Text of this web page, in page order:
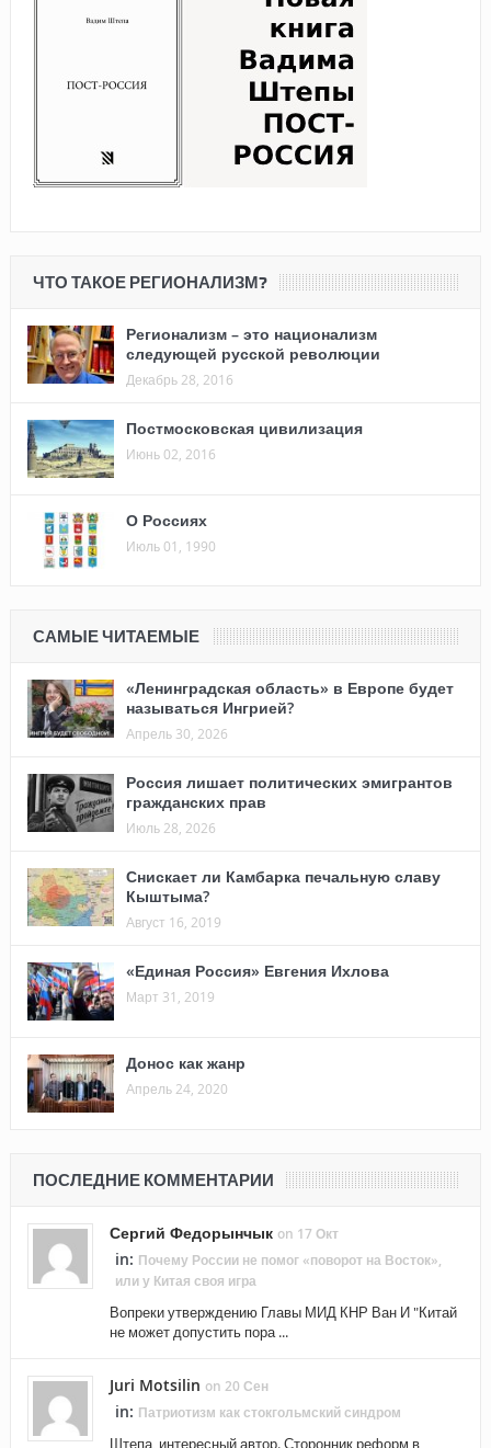
ЧТО ТАКОЕ РЕГИОНАЛИЗМ?
Регионализм – это национализм
следующей русской революции
Декабрь 28, 2016
Постмосковская цивилизация
Июнь 02, 2016
О Россиях
Июль 01, 1990
САМЫЕ ЧИТАЕМЫЕ
«Ленинградская область» в Европе будет
называться Ингрией?
Апрель 30, 2026
Россия лишает политических эмигрантов
гражданских прав
Июль 28, 2026
Снискает ли Камбарка печальную славу
Кыштыма?
Август 16, 2019
«Единая Россия» Евгения Ихлова
Март 31, 2019
Донос как жанр
Апрель 24, 2020
ПОСЛЕДНИЕ КОММЕНТАРИИ
Сергий Федорынчык on 17 Окт
in: Почему России не помог «поворот на Восток»,
или у Китая своя игра
Вопреки утверждению Главы МИД КНР Ван И "Китай
не может допустить пора ...
Juri Motsilin on 20 Сен
in: Патриотизм как стокгольмский синдром
Штепа, интересный автор. Сторонник реформ в